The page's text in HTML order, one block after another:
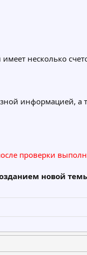
несколько
информацией, а
проверки
новой